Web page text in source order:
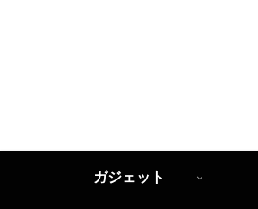
ガジェット